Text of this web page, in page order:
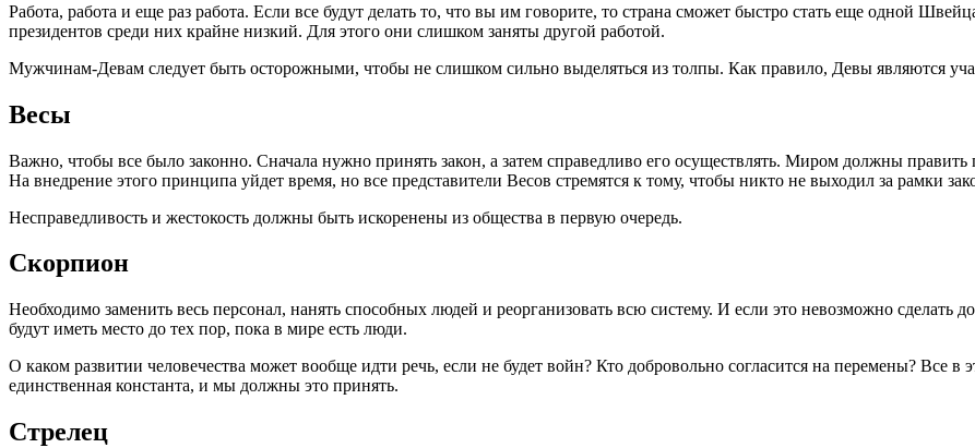
Работа, работа и еще раз работа. Если все будут делать то, что вы им говорите, то страна сможет быстро стать еще одной
президентов среди них крайне низкий. Для этого они слишком заняты другой работой.
Мужчинам-Девам следует быть осторожными, чтобы не слишком сильно выделяться из толпы. Как правило, Девы являются
Весы
Важно, чтобы все было законно. Сначала нужно принять закон, а затем справедливо его осуществлять. Миром должны править
На внедрение этого принципа уйдет время, но все представители Весов стремятся к тому, чтобы никто не выходил за рамки
Несправедливость и жестокость должны быть искоренены из общества в первую очередь.
Скорпион
Необходимо заменить весь персонал, нанять способных людей и реорганизовать всю систему. И если это невозможно сделать
будут иметь место до тех пор, пока в мире есть люди.
О каком развитии человечества может вообще идти речь, если не будет войн? Кто добровольно согласится на перемены? Все
единственная константа, и мы должны это принять.
Стрелец